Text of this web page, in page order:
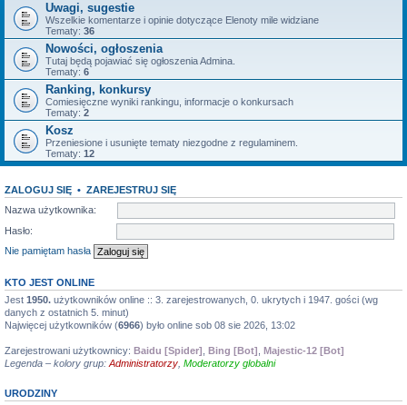
Uwagi, sugestie
Wszelkie komentarze i opinie dotyczące Elenoty mile widziane
Tematy: 36
Nowości, ogłoszenia
Tutaj będą pojawiać się ogłoszenia Admina.
Tematy: 6
Ranking, konkursy
Comiesięczne wyniki rankingu, informacje o konkursach
Tematy: 2
Kosz
Przeniesione i usunięte tematy niezgodne z regulaminem.
Tematy: 12
ZALOGUJ SIĘ • ZAREJESTRUJ SIĘ
Nazwa użytkownika:
Hasło:
Nie pamiętam hasła
KTO JEST ONLINE
Jest 1950. użytkowników online :: 3. zarejestrowanych, 0. ukrytych i 1947. gości (wg
danych z ostatnich 5. minut)
Najwięcej użytkowników (6966) było online sob 08 sie 2026, 13:02
Zarejestrowani użytkownicy: Baidu [Spider] Bing [Bot] Majestic-12 [Bot]
Legenda – kolory grup: Administratorzy Moderatorzy globalni
URODZINY